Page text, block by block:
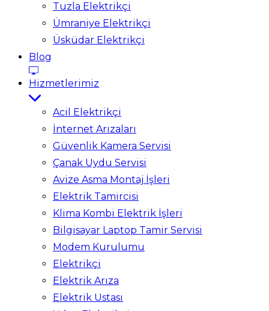
Tuzla Elektrikçi
Ümraniye Elektrikçi
Üsküdar Elektrikçi
Blog
Hizmetlerimiz
Acil Elektrikçi
İnternet Arızaları
Güvenlik Kamera Servisi
Çanak Uydu Servisi
Avize Asma Montaj İşleri
Elektrik Tamircisi
Klima Kombi Elektrik İşleri
Bilgisayar Laptop Tamir Servisi
Modem Kurulumu
Elektrikçi
Elektrik Arıza
Elektrik Ustası